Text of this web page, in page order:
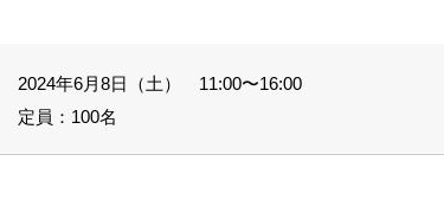
2024年6月8日（土） 11:00〜16:00
定員：100名